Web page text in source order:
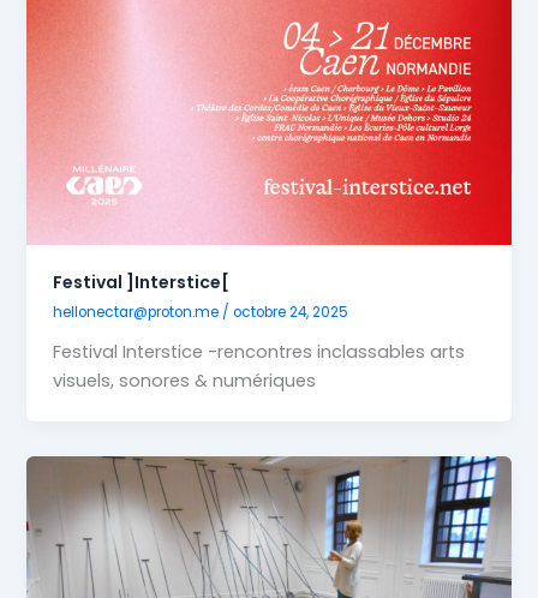
Festival ]Interstice[
hellonectar@proton.me /octobre 24, 2025
Festival Interstice -rencontres inclassables arts
visuels, sonores & numériques